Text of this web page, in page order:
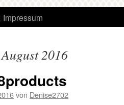
Impressum
August 2016
von Denise2702